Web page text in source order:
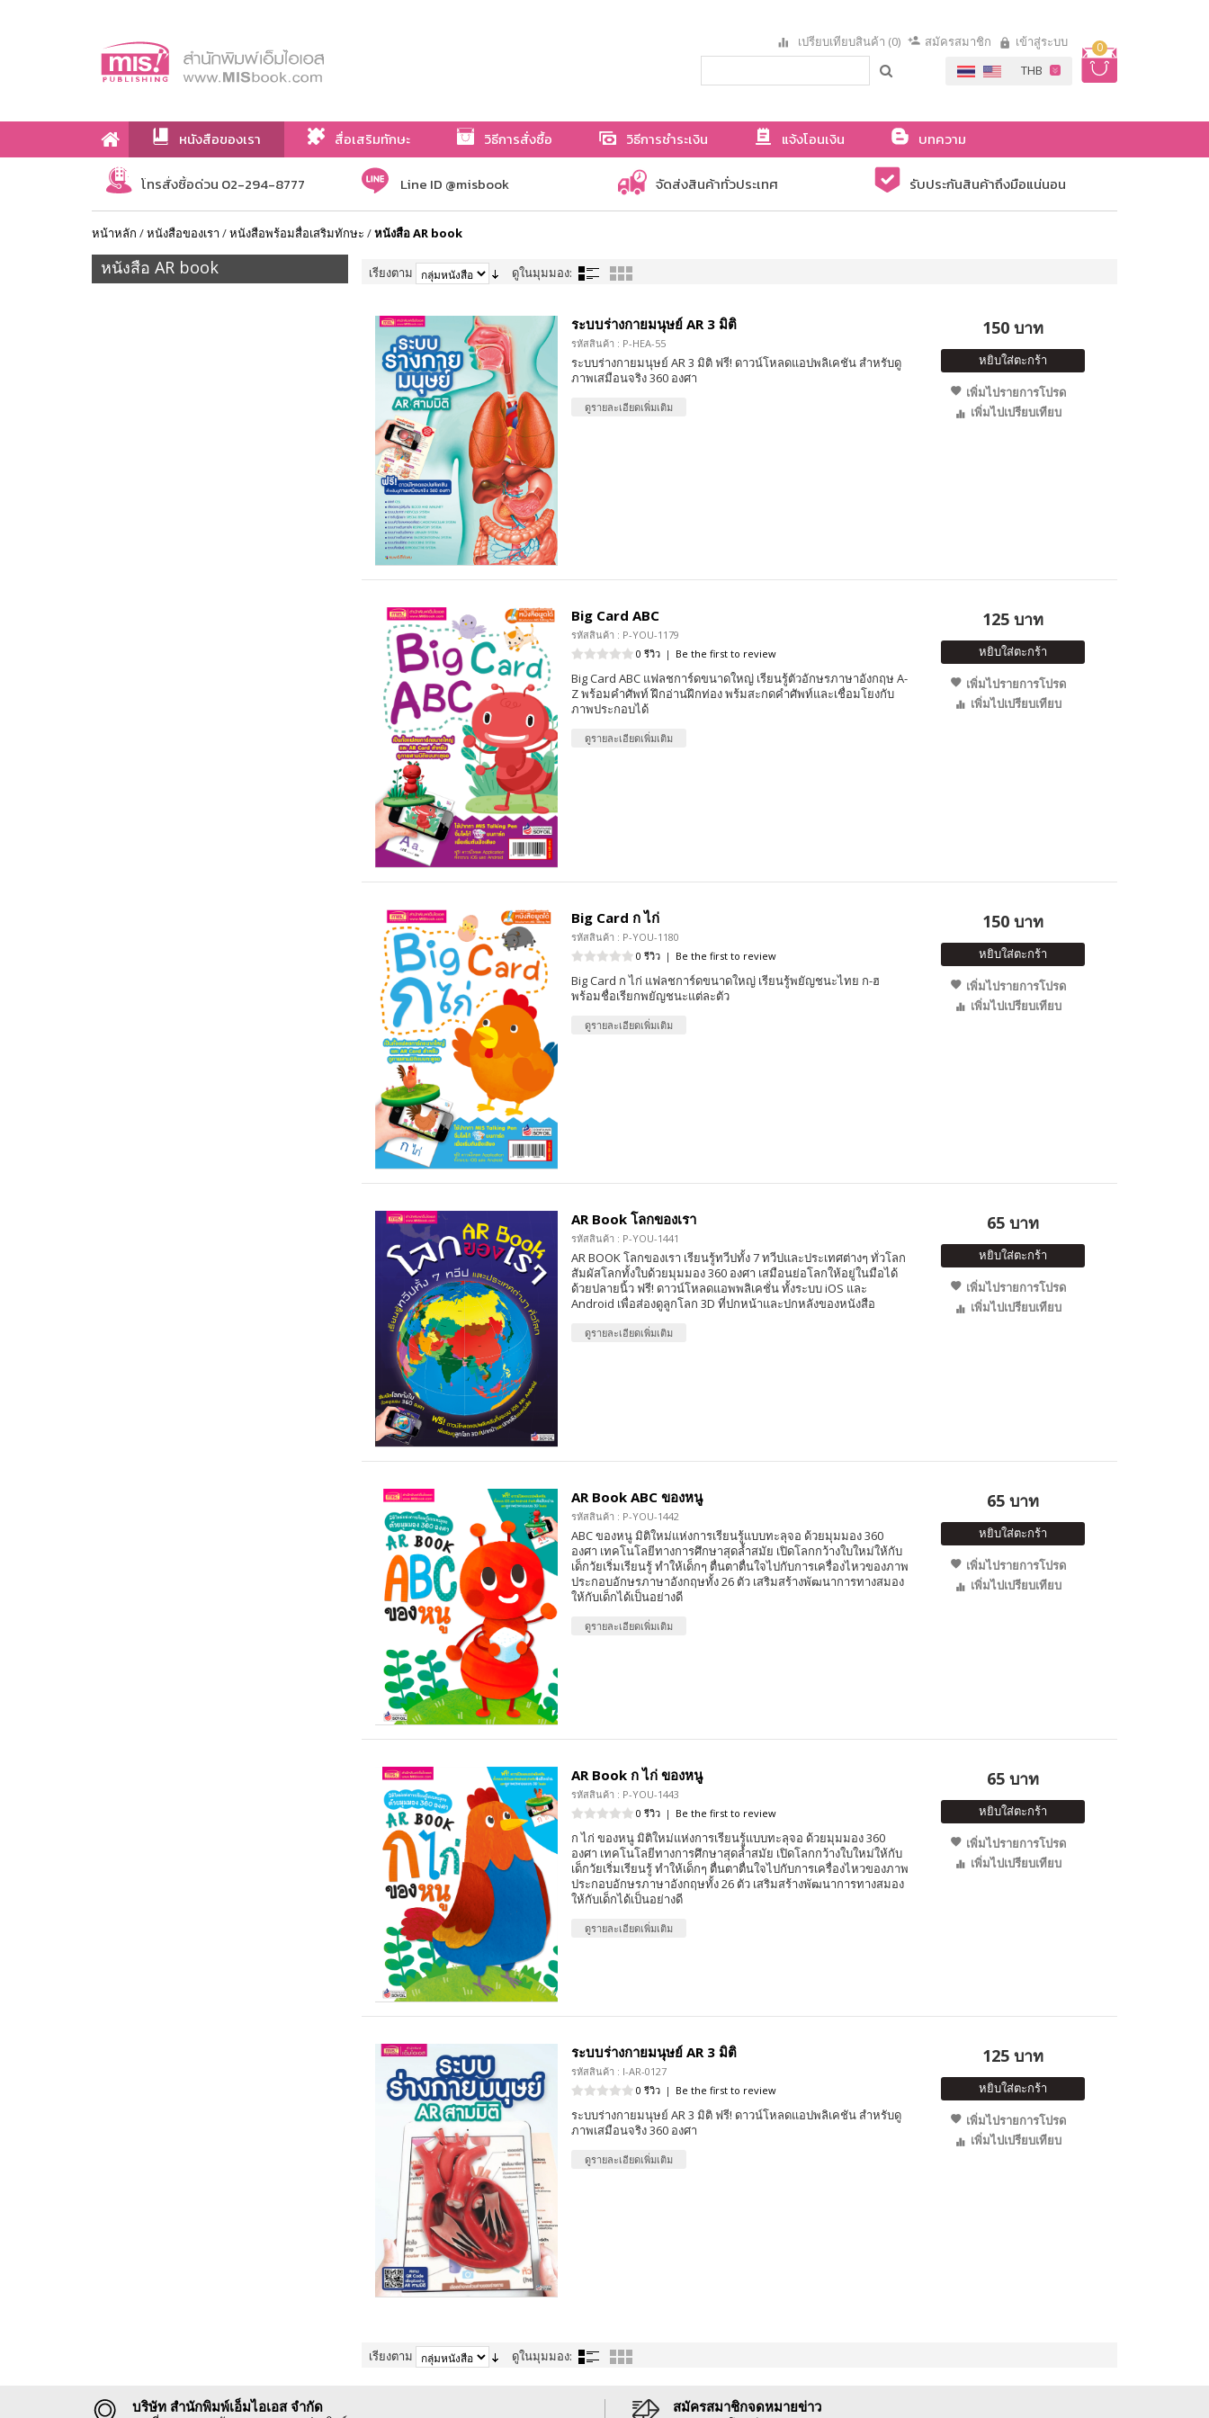
0
เปรียบเทียบสินค้า (0) สมัครสมาชิก เข้าสู่ระบบ
หนังสือของเรา สื่อเสริมทักษะ วิธีการสั่งซื้อ วิธีการชำระเงิน แจ้งโอนเงิน
บทความ
เกี่ยวกับเรา
โทรสั่งซื้อด่วน 02-294-8777 Line ID @misbook จัดส่งสินค้าทั่วประเทศ รับประกันสินค้าถึงมือแน่นอน
หน้าหลัก /หนังสือของเรา /หนังสือพร้อมสื่อเสริมทักษะ /หนังสือ AR book
หนังสือ AR book เรียงตาม ดูในมุมมอง:
ระบบร่างกายมนุษย์ AR 3 มิติ
รหัสสินค้า : P-HEA-55
ระบบร่างกายมนุษย์ AR 3 มิติ ฟรี! ดาวน์โหลดแอปพลิเคชัน สำหรับดู
ภาพเสมือนจริง 360 องศา
ดูรายละเอียดเพิ่มเติม
150 บาท
หยิบใส่ตะกร้า
เพิ่มไปรายการโปรด
เพิ่มไปเปรียบเทียบ
Big Card ABC
รหัสสินค้า : P-YOU-1179
0 รีวิว | Be the first to review
Big Card ABC แฟลชการ์ดขนาดใหญ่ เรียนรู้ตัวอักษรภาษาอังกฤษ A-
Z พร้อมคำศัพท์ ฝึกอ่านฝึกท่อง พร้มสะกดคำศัพท์และเชื่อมโยงกับ
ภาพประกอบได้
ดูรายละเอียดเพิ่มเติม
125 บาท
หยิบใส่ตะกร้า
เพิ่มไปรายการโปรด
เพิ่มไปเปรียบเทียบ
Big Card ก ไก่
รหัสสินค้า : P-YOU-1180
0 รีวิว | Be the first to review
Big Card ก ไก่ แฟลชการ์ดขนาดใหญ่ เรียนรู้พยัญชนะไทย ก-ฮ
พร้อมชื่อเรียกพยัญชนะแต่ละตัว
ดูรายละเอียดเพิ่มเติม
150 บาท
หยิบใส่ตะกร้า
เพิ่มไปรายการโปรด
เพิ่มไปเปรียบเทียบ
AR Book โลกของเรา
รหัสสินค้า : P-YOU-1441
AR BOOK โลกของเรา เรียนรู้ทวีปทั้ง 7 ทวีปและประเทศต่างๆ ทั่วโลก
สัมผัสโลกทั้งใบด้วยมุมมอง 360 องศา เสมือนย่อโลกให้อยู่ในมือได้
ด้วยปลายนิ้ว ฟรี! ดาวน์โหลดแอพพลิเคชั่น ทั้งระบบ iOS และ
Android เพื่อส่องดูลูกโลก 3D ที่ปกหน้าและปกหลังของหนังสือ
ดูรายละเอียดเพิ่มเติม
65 บาท
หยิบใส่ตะกร้า
เพิ่มไปรายการโปรด
เพิ่มไปเปรียบเทียบ
AR Book ABC ของหนู
รหัสสินค้า : P-YOU-1442
ABC ของหนู มิติใหม่แห่งการเรียนรู้แบบทะลุจอ ด้วยมุมมอง 360
องศา เทคโนโลยีทางการศึกษาสุดล้ำสมัย เปิดโลกกว้างใบใหม่ให้กับ
เด็กวัยเริ่มเรียนรู้ ทำให้เด็กๆ ตื่นตาตื่นใจไปกับการเครื่องไหวของภาพ
ประกอบอักษรภาษาอังกฤษทั้ง 26 ตัว เสริมสร้างพัฒนาการทางสมอง
ให้กับเด็กได้เป็นอย่างดี
ดูรายละเอียดเพิ่มเติม
65 บาท
หยิบใส่ตะกร้า
เพิ่มไปรายการโปรด
เพิ่มไปเปรียบเทียบ
AR Book ก ไก่ ของหนู
รหัสสินค้า : P-YOU-1443
0 รีวิว | Be the first to review
ก ไก่ ของหนู มิติใหม่แห่งการเรียนรู้แบบทะลุจอ ด้วยมุมมอง 360
องศา เทคโนโลยีทางการศึกษาสุดล้ำสมัย เปิดโลกกว้างใบใหม่ให้กับ
เด็กวัยเริ่มเรียนรู้ ทำให้เด็กๆ ตื่นตาตื่นใจไปกับการเครื่องไหวของภาพ
ประกอบอักษรภาษาอังกฤษทั้ง 26 ตัว เสริมสร้างพัฒนาการทางสมอง
ให้กับเด็กได้เป็นอย่างดี
ดูรายละเอียดเพิ่มเติม
65 บาท
หยิบใส่ตะกร้า
เพิ่มไปรายการโปรด
เพิ่มไปเปรียบเทียบ
ระบบร่างกายมนุษย์ AR 3 มิติ
รหัสสินค้า : I-AR-0127
0 รีวิว | Be the first to review
ระบบร่างกายมนุษย์ AR 3 มิติ ฟรี! ดาวน์โหลดแอปพลิเคชัน สำหรับดู
ภาพเสมือนจริง 360 องศา
ดูรายละเอียดเพิ่มเติม
125 บาท
หยิบใส่ตะกร้า
เพิ่มไปรายการโปรด
เพิ่มไปเปรียบเทียบ
เรียงตาม ดูในมุมมอง:
บริษัท สำนักพิมพ์เอ็มไอเอส จำกัด สมัครสมาชิกจดหมายข่าว